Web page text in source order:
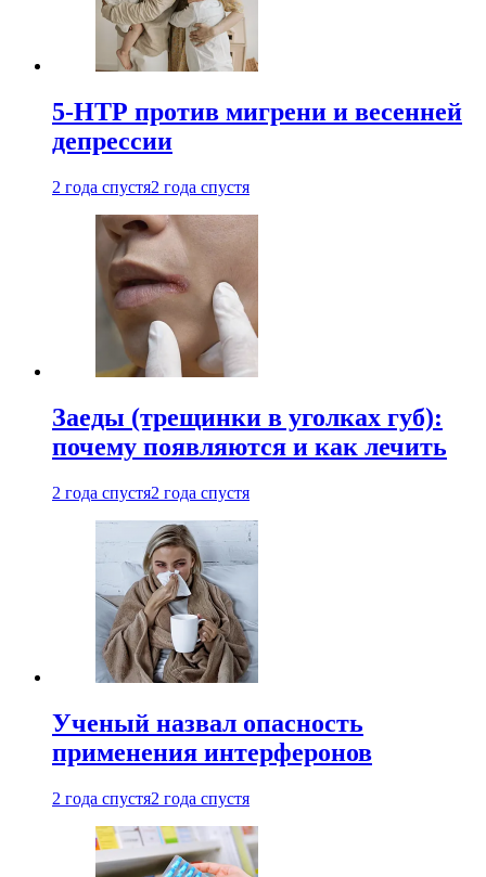
5-НТР против мигрени и весенней
депрессии
2 года спустя2 года спустя
Заеды (трещинки в уголках губ):
почему появляются и как лечить
2 года спустя2 года спустя
Ученый назвал опасность
применения интерферонов
2 года спустя2 года спустя